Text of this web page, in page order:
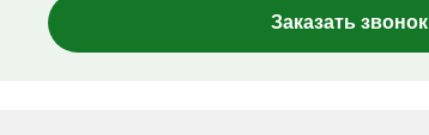
Заказать звонок